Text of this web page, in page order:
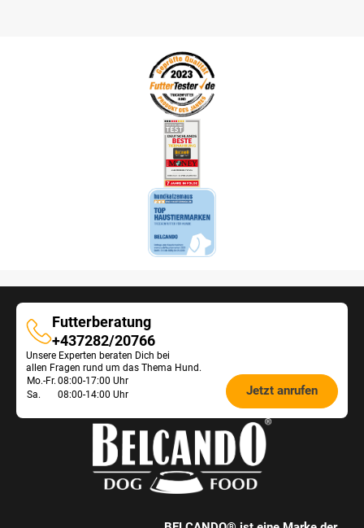
Futterberatung
Futterberatung
+437282/20766
Unsere Experten beraten Dich bei
allen Fragen rund um das Thema Hund.
Öffnungszeiten
Futterberatung:
Mo.-Fr. 08:00-17:00 Uhr
Sa.
08:00-14:00 Uhr Jetzt anrufen